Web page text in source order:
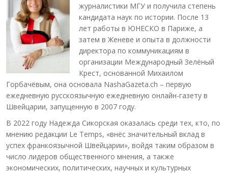
журналистики МГУ и получила степень
кандидата наук по истории. После 13
лет работы в ЮНЕСКО в Париже, а
затем в Женеве и опыта в должности
директора по коммуникациям в
организации Международный Зелёный
Крест, основанной Михаилом
Горбачёвым, она основала NashaGazeta.ch – первую
ежедневную русскоязычную ежедневную онлайн-газету в
Швейцарии, запущенную в 2007 году.
В 2022 году Надежда Сикорская оказалась среди тех, кто, по
мнению редакции Le Temps, «внёс значительный вклад в
успех франкоязычной Швейцарии», войдя таким образом в
число лидеров общественного мнения, а также
экономических, политических, научных и культурных